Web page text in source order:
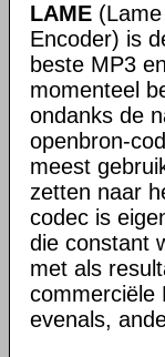
LAME
Encoder) is
beste MP3
momenteel
ondanks de
openbron-
meest
zetten naar
codec is
die constant
met als
commerciële
evenals,